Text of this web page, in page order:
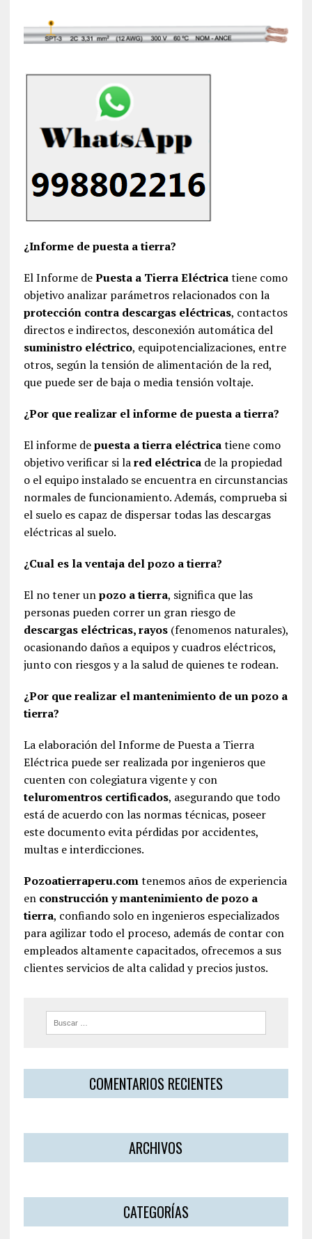
¿Informe de puesta a tierra?
El Informe dePuesta a Tierra Eléctricatiene como
objetivo analizar parámetros relacionados con la
protección contra descargas eléctricas, contactos
directos e indirectos, desconexión automática del
suministro eléctrico, equipotencializaciones, entre
otros, según la tensión de alimentación de la red,
que puede ser de baja o media tensión voltaje.
¿Por que realizar el informe de puesta a tierra?
El informe depuesta a tierra eléctricatiene como
objetivo verificar si lared eléctricade la propiedad
o el equipo instalado se encuentra en circunstancias
normales de funcionamiento. Además, comprueba si
el suelo es capaz de dispersar todas las descargas
eléctricas al suelo.
¿Cual es la ventaja del pozo a tierra?
El no tener unpozo a tierra, significa que las
personas pueden correr un gran riesgo de
descargas eléctricas, rayos(fenomenos naturales),
ocasionando daños a equipos y cuadros eléctricos,
junto con riesgos y a la salud de quienes te rodean.
¿Por que realizar el mantenimiento de un pozo a
tierra?
La elaboración del Informe de Puesta a Tierra
Eléctrica puede ser realizada por ingenieros que
cuenten con colegiatura vigente y con
teluromentros certificados, asegurando que todo
está de acuerdo con las normas técnicas, poseer
este documento evita pérdidas por accidentes,
multas e interdicciones.
Pozoatierraperu.comtenemos años de experiencia
en construcción y mantenimiento de pozo a
tierra, confiando solo en ingenieros especializados
para agilizar todo el proceso, además de contar con
empleados altamente capacitados, ofrecemos a sus
clientes servicios de alta calidad y precios justos.
COMENTARIOS RECIENTES
ARCHIVOS
CATEGORÍAS